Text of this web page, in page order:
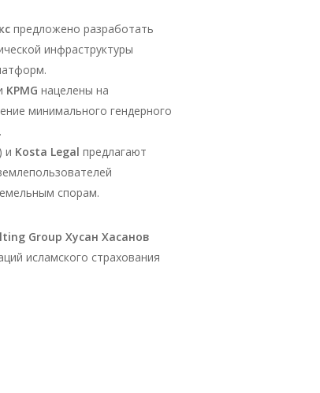
предложено разработать
инфраструктуры
KPMG нацелены на
минимального гендерного
) и Kosta Legal предлагают
спорам.
Group Хусан Хасанов
исламского страхования